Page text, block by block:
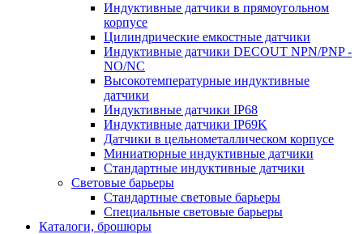
Индуктивные датчики в прямоугольном
корпусе
Цилиндрические емкостные датчики
Индуктивные датчики DECOUT NPN/PNP -
NO/NC
Высокотемпературные индуктивные
датчики
Индуктивные датчики IP68
Индуктивные датчики IP69K
Датчики в цельнометаллическом корпусе
Миниатюрные индуктивные датчики
Стандартные индуктивные датчики
Световые барьеры
Стандартные световые барьеры
Специальные световые барьеры
Каталоги, брошюры